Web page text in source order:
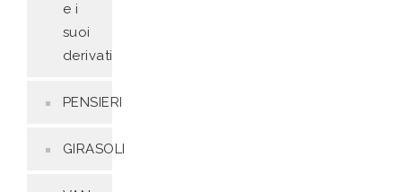
e i
suoi
derivati
PENSIERI
GIRASOLI